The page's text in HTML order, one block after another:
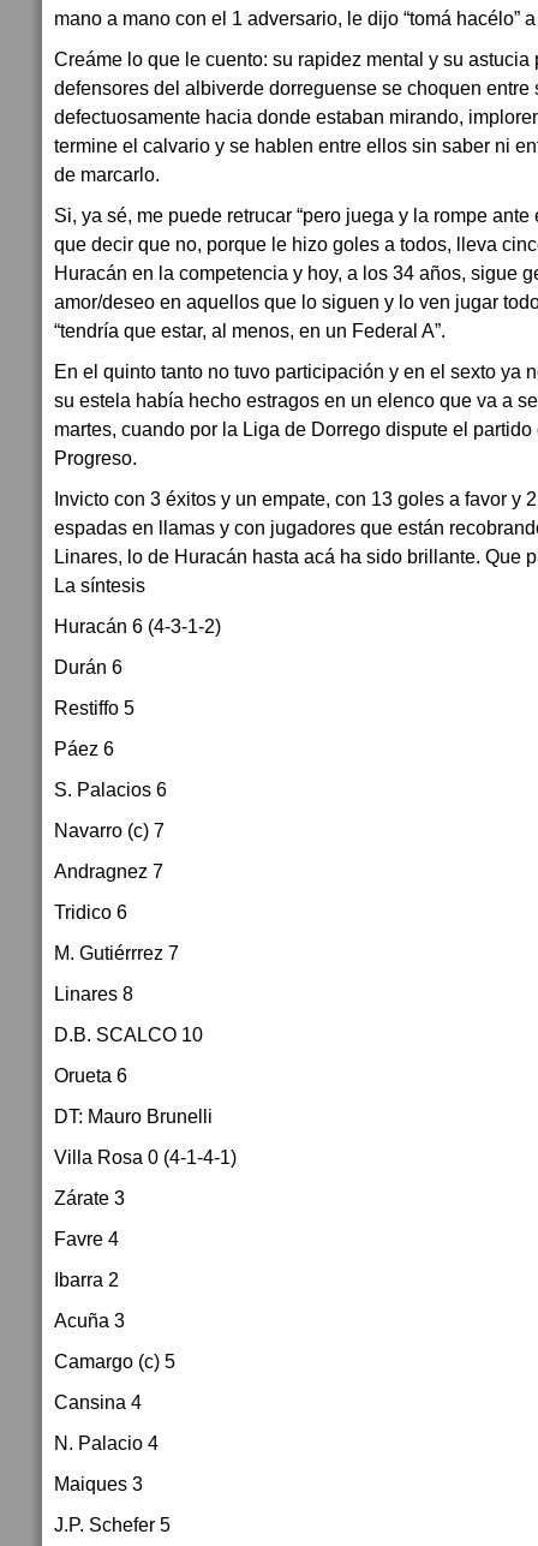
mano a mano con el 1 adversario, le dijo “tomá hacélo”
Creáme lo que le cuento: su rapidez mental y su astucia
defensores del albiverde dorreguense se choquen entre
defectuosamente hacia donde estaban mirando,
termine el calvario y se hablen entre ellos sin saber ni
de marcarlo.
Si, ya sé, me puede retrucar “pero juega y la rompe ante
que decir que no, porque le hizo goles a todos, lleva
Huracán en la competencia y hoy, a los 34 años, sigue
amor/deseo en aquellos que lo siguen y lo ven jugar
“tendría que estar, al menos, en un Federal A”.
En el quinto tanto no tuvo participación y en el sexto ya
su estela había hecho estragos en un elenco que va a
martes, cuando por la Liga de Dorrego dispute el
Progreso.
Invicto con 3 éxitos y un empate, con 13 goles a favor y
espadas en llamas y con jugadores que están
Linares, lo de Huracán hasta acá ha sido brillante. Que
La síntesis
Huracán 6 (4-3-1-2)
Durán 6
Restiffo 5
Páez 6
S. Palacios 6
Navarro (c) 7
Andragnez 7
Tridico 6
M. Gutiérrrez 7
Linares 8
D.B. SCALCO 10
Orueta 6
DT: Mauro Brunelli
Villa Rosa 0 (4-1-4-1)
Zárate 3
Favre 4
Ibarra 2
Acuña 3
Camargo (c) 5
Cansina 4
N. Palacio 4
Maiques 3
J.P. Schefer 5